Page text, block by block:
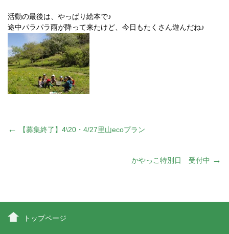
活動の最後は、やっぱり絵本で♪
途中パラパラ雨が降って来たけど、今日もたくさん遊んだね♪
投
ビ
← 【募集終了】4\20・4/27里山ecoプラン
かやっこ特別日 受付中 →
トップページ